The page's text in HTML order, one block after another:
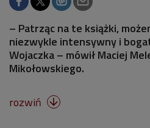
– Patrząc na te książki,
niezwykle intensywny i
Wojaczka – mówił Maciej
Mikołowskiego.
rozwiń 